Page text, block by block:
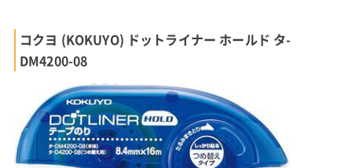
コクヨ (KOKUYO) ドットライナー ホールド タ-
DM4200-08